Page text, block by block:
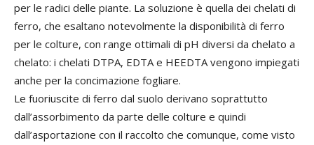
per le radici delle piante. La soluzione è quella dei chelati di
ferro, che esaltano notevolmente la disponibilità di ferro
per le colture, con range ottimali di pH diversi da chelato a
chelato: i chelati DTPA, EDTA e HEEDTA vengono impiegati
anche per la concimazione fogliare.
Le fuoriuscite di ferro dal suolo derivano soprattutto
dall’assorbimento da parte delle colture e quindi
dall’asportazione con il raccolto che comunque, come visto